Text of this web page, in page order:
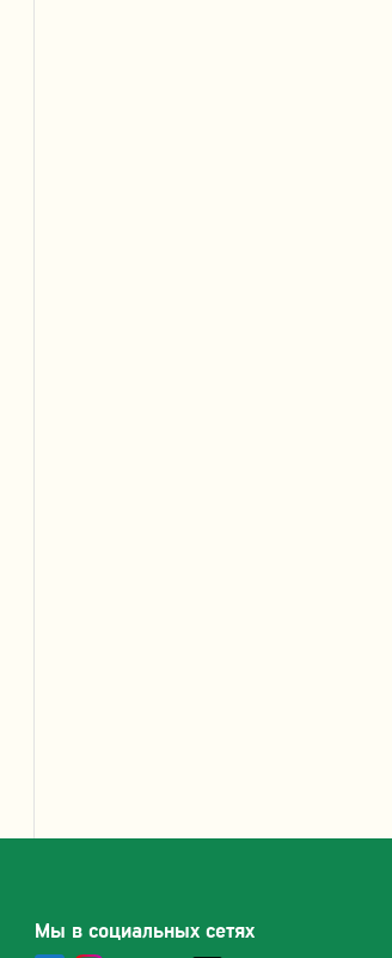
Мы в социальных сетях